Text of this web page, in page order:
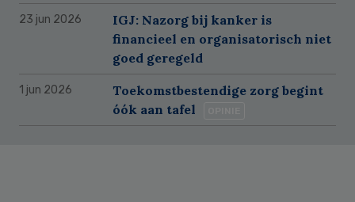
23 jun 2026
IGJ: Nazorg bij kanker is
financieel en organisatorisch niet
goed geregeld
1 jun 2026
Toekomstbestendige zorg begint
óók aan tafel